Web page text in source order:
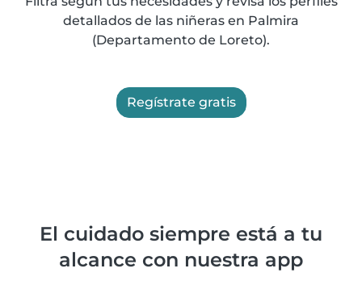
detallados de las niñeras en Palmira
(Departamento de Loreto).
Regístrate gratis
El cuidado siempre está a tu
alcance con nuestra app